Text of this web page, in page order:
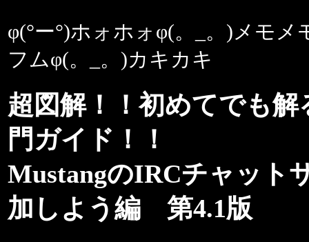
φ(°ー°)ホォホォφ(。_。)メモメ
フムφ(。_。)カキカキ
超図解！！初めてでも解
門ガイド！！
MustangのIRCチャット
加しよう編 第4.1版